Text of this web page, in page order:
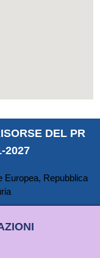
DEL PR
2027